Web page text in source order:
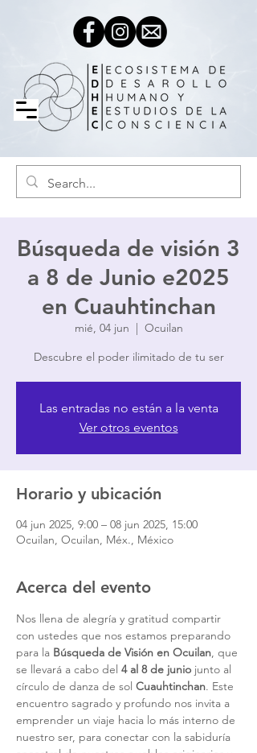
Búsqueda de visión 3
a 8 de Junio e2025
en Cuauhtinchan
mié, 04 jun
  |
Ocuilan
Descubre el poder ilimitado de tu ser
Las entradas no están a la venta
Ver otros eventos
Horario y ubicación
04 jun 2025, 9:00 – 08 jun 2025, 15:00
Ocuilan, Ocuilan, Méx., México
Acerca del evento
Nos llena de alegría y gratitud compartir
con ustedes que nos estamos preparando
para la Búsqueda de Visión en Ocuilan, que
se llevará a cabo del 4 al 8 de junio junto al
círculo de danza de sol Cuauhtinchan. Este
encuentro sagrado y profundo nos invita a
emprender un viaje hacia lo más interno de
nuestro ser, para conectar con la sabiduría